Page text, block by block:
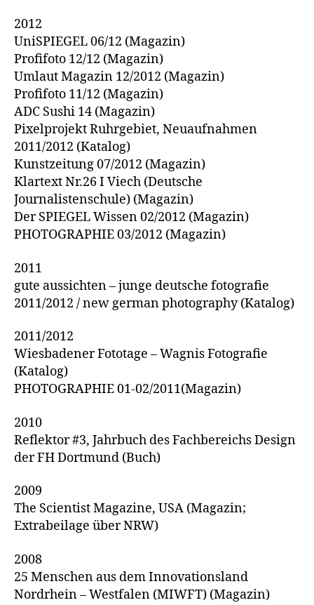
2012
UniSPIEGEL 06/12 (Magazin)
Profifoto 12/12 (Magazin)
Umlaut Magazin 12/2012 (Magazin)
Profifoto 11/12 (Magazin)
ADC Sushi 14 (Magazin)
Pixelprojekt Ruhrgebiet, Neuaufnahmen
2011/2012 (Katalog)
Kunstzeitung 07/2012 (Magazin)
Klartext Nr.26 I Viech (Deutsche
Journalistenschule) (Magazin)
Der SPIEGEL Wissen 02/2012 (Magazin)
PHOTOGRAPHIE 03/2012 (Magazin)
2011
gute aussichten – junge deutsche fotografie
2011/2012 / new german photography (Katalog)
2011/2012
Wiesbadener Fototage – Wagnis Fotografie
(Katalog)
PHOTOGRAPHIE 01-02/2011(Magazin)
2010
Reflektor #3, Jahrbuch des Fachbereichs Design
der FH Dortmund (Buch)
2009
The Scientist Magazine, USA (Magazin;
Extrabeilage über NRW)
2008
25 Menschen aus dem Innovationsland
Nordrhein – Westfalen (MIWFT) (Magazin)